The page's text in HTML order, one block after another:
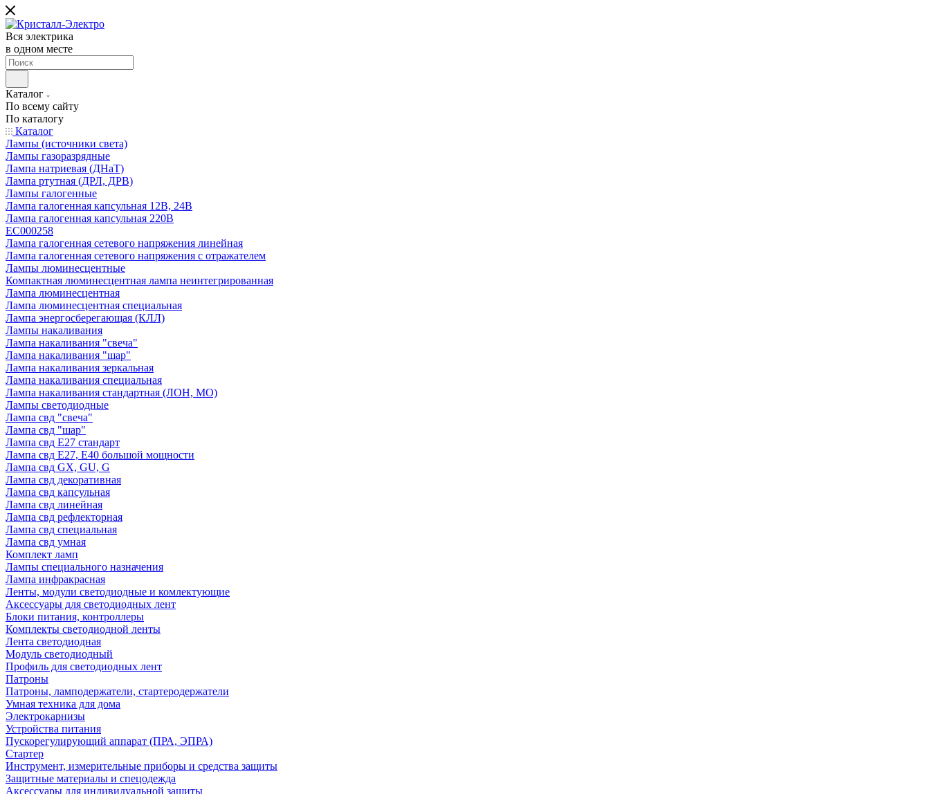
Вся электрика
в одном месте
Каталог
По всему сайту
По каталогу
Каталог
Лампы (источники света)
Лампы газоразрядные
Лампа натриевая (ДНаТ)
Лампа ртутная (ДРЛ, ДРВ)
Лампы галогенные
Лампа галогенная капсульная 12В, 24В
Лампа галогенная капсульная 220В
EC000258
Лампа галогенная сетевого напряжения линейная
Лампа галогенная сетевого напряжения с отражателем
Лампы люминесцентные
Компактная люминесцентная лампа неинтегрированная
Лампа люминесцентная
Лампа люминесцентная специальная
Лампа энергосберегающая (КЛЛ)
Лампы накаливания
Лампа накаливания "свеча"
Лампа накаливания "шар"
Лампа накаливания зеркальная
Лампа накаливания специальная
Лампа накаливания стандартная (ЛОН, МО)
Лампы светодиодные
Лампа свд "свеча"
Лампа свд "шар"
Лампа свд E27 стандарт
Лампа свд E27, Е40 большой мощности
Лампа свд GX, GU, G
Лампа свд декоративная
Лампа свд капсульная
Лампа свд линейная
Лампа свд рефлекторная
Лампа свд специальная
Лампа свд умная
Комплект ламп
Лампы специального назначения
Лампа инфракрасная
Ленты, модули светодиодные и комлектующие
Аксессуары для светодиодных лент
Блоки питания, контроллеры
Комплекты светодиодной ленты
Лента светодиодная
Модуль светодиодный
Профиль для светодиодных лент
Патроны
Патроны, ламподержатели, стартеродержатели
Умная техника для дома
Электрокарнизы
Устройства питания
Пускорегулирующий аппарат (ПРА, ЭПРА)
Стартер
Инструмент, измерительные приборы и средства защиты
Защитные материалы и спецодежда
Аксессуары для индивидуальной защиты